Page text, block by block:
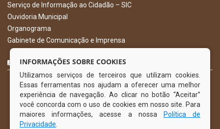
Serviço de Informação ao Cidadão – SIC
Ouvidoria Municipal
Organograma
Gabinete de Comunicação e Imprensa
CURTA NOSSA FAN PAGE
INFORMAÇÕES SOBRE COOKIES
Utilizamos serviços de terceiros que utilizam cookies.
Essas ferramentas nos ajudam a oferecer uma melhor
experiência de navegação. Ao clicar no botão “Aceitar”
você concorda com o uso de cookies em nosso site. Para
maiores informações, acesse a nossa
Política de
Privacidade